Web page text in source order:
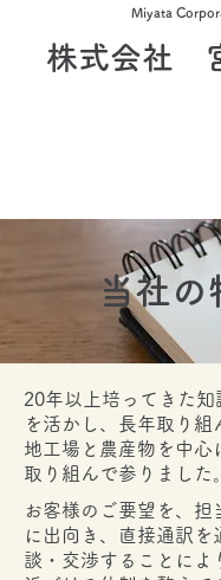
Miyata
株式会社
当社の
20年以上培ってきた知
を活かし、長年取り組
地工場と農産物を中心
取り組んで参りました。
お客様のご要望を、担
に出向き、直接通訳を
談・交渉することによ